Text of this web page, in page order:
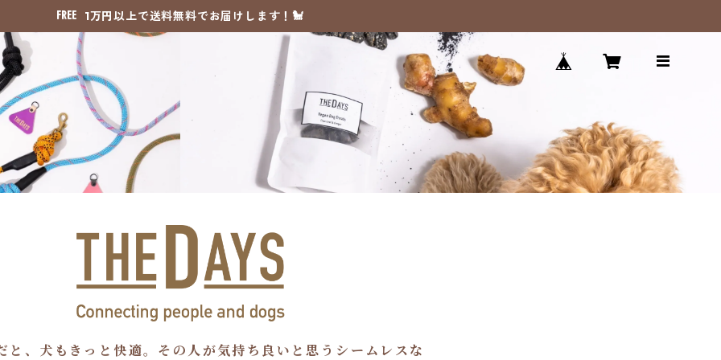
1万円以上で送料無料でお届けします！🐩
と、犬もきっと快適。その人が気持ち良いと思うシームレスな